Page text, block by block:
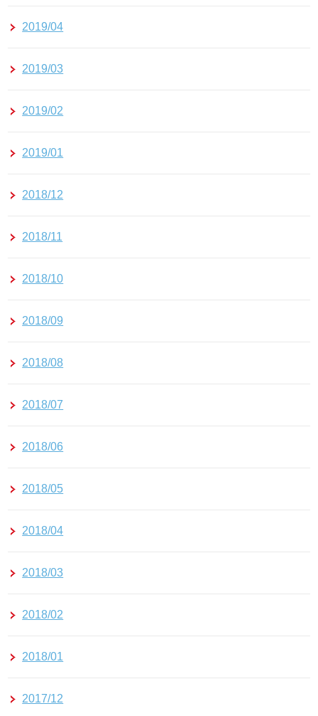
2019/04
2019/03
2019/02
2019/01
2018/12
2018/11
2018/10
2018/09
2018/08
2018/07
2018/06
2018/05
2018/04
2018/03
2018/02
2018/01
2017/12